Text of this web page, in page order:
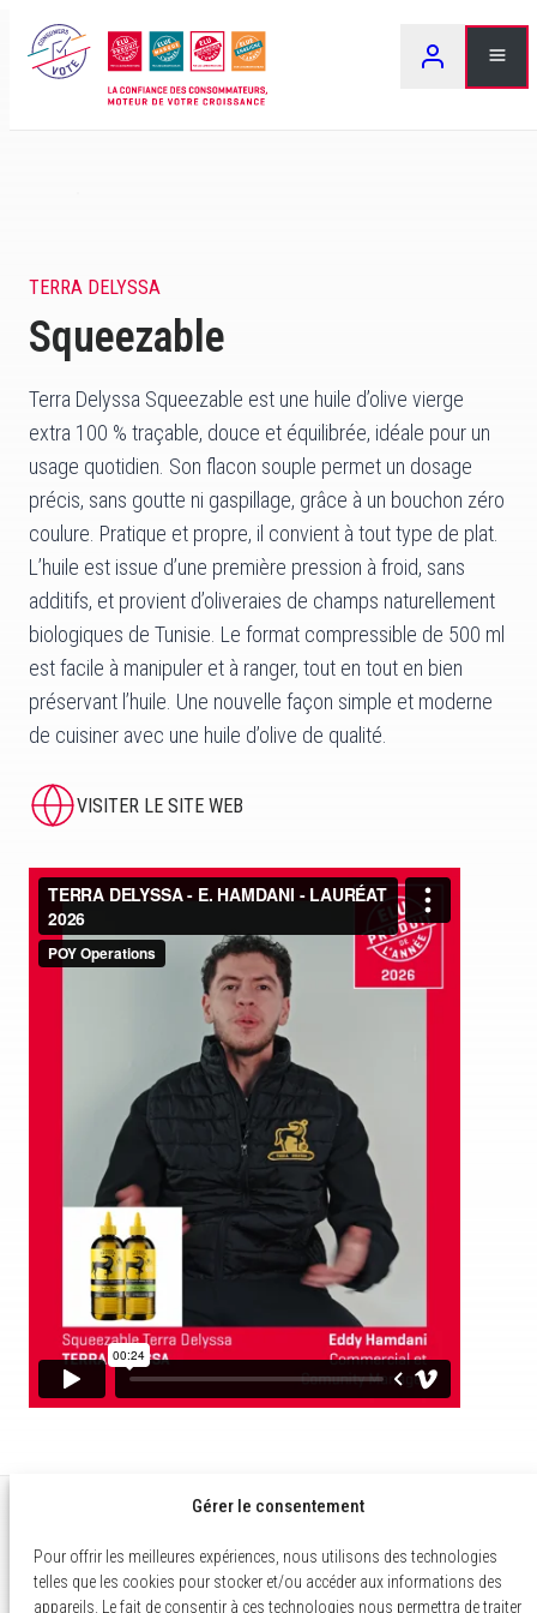
Gérer le consentement
Pour offrir les meilleures expériences, nous utilisons des technologies
telles que les cookies pour stocker et/ou accéder aux informations des
appareils. Le fait de consentir à ces technologies nous permettra de traiter
Aller
TERRA DELYSSA
Squeezable
Terra Delyssa Squeezable est une huile d’olive vierge
extra 100 % traçable, douce et équilibrée, idéale pour un
usage quotidien. Son flacon souple permet un dosage
précis, sans goutte ni gaspillage, grâce à un bouchon zéro
coulure. Pratique et propre, il convient à tout type de plat.
L’huile est issue d’une première pression à froid, sans
additifs, et provient d’oliveraies de champs naturellement
biologiques de Tunisie. Le format compressible de 500 ml
est facile à manipuler et à ranger, tout en tout en bien
préservant l’huile. Une nouvelle façon simple et moderne
de cuisiner avec une huile d’olive de qualité.
VISITER LE SITE WEB